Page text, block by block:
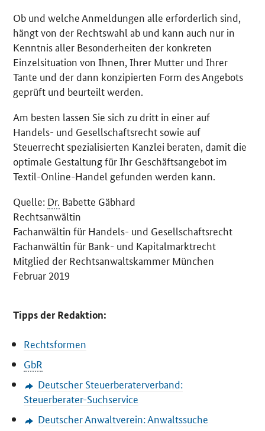
Ob und welche Anmeldungen alle erforderlich sind,
hängt von der Rechtswahl ab und kann auch nur in
Kenntnis aller Besonderheiten der konkreten
Einzelsituation von Ihnen, Ihrer Mutter und Ihrer
Tante und der dann konzipierten Form des Angebots
geprüft und beurteilt werden.
Am besten lassen Sie sich zu dritt in einer auf
Handels- und Gesellschaftsrecht sowie auf
Steuerrecht spezialisierten Kanzlei beraten, damit die
optimale Gestaltung für Ihr Geschäftsangebot im
Textil-Online-Handel gefunden werden kann.
Quelle: Dr. Babette Gäbhard
Rechtsanwältin
Fachanwältin für Handels- und Gesellschaftsrecht
Fachanwältin für Bank- und Kapitalmarktrecht
Mitglied der Rechtsanwaltskammer München
Februar 2019
Tipps der Redaktion:
Rechtsformen
GbR
Deutscher Steuerberaterverband:
Steuerberater-Suchservice
Deutscher Anwaltverein: Anwaltssuche